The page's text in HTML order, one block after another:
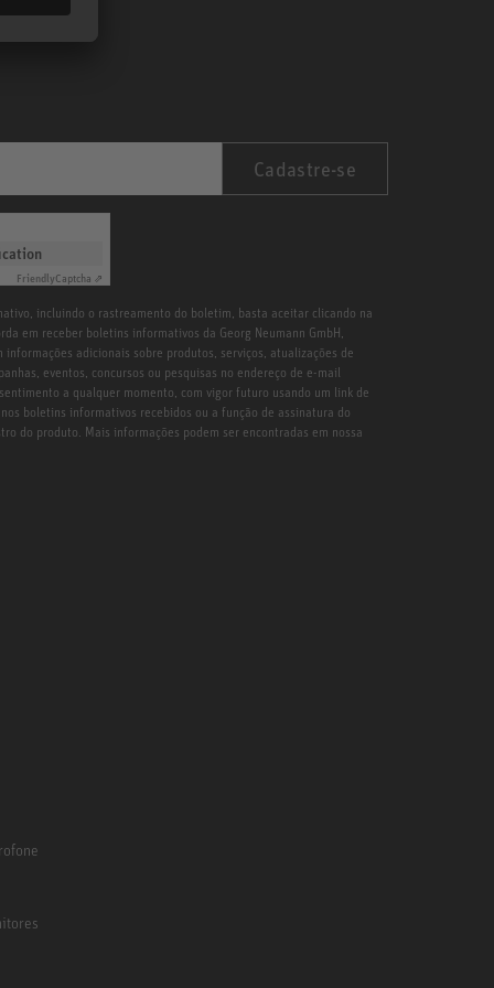
Cadastre-se
FriendlyCaptcha ⇗
incluindo o rastreamento do boletim, basta aceitar clicando na
em receber boletins informativos da Georg Neumann GmbH,
adicionais sobre produtos, serviços, atualizações de
eventos, concursos ou pesquisas no endereço de e-mail
a qualquer momento, com vigor futuro usando um link de
boletins informativos recebidos ou a função de assinatura do
do produto. Mais informações podem ser encontradas em nossa